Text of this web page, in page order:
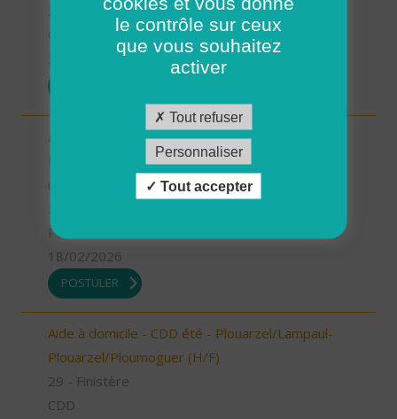
29 - Finistère
Auxiliaire de vie/ aide à domicile - Plourin, Brélès,
Lanildut, Porspoder, Landunvez - CDI ou CDD
(H/F)
Possibilité de CDI ou CDD
18/02/2026
POSTULER
Aide à domicile - CDD été - Plouarzel/Lampaul-
Plouarzel/Ploumoguer (H/F)
29 - Finistère
CDD
le contrôle sur ceux
que vous souhaitez
activer
Tout refuser
Personnaliser
Tout accepter